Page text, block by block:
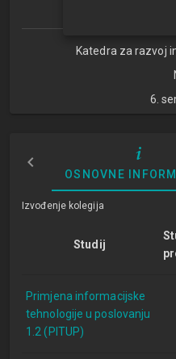
Studijski
Katedra za razvoj
6.
OSNOVNE
Izvođenje kolegija
Studij
Primjena informacijske
tehnologije u poslovanju
1.2 (PITUP)